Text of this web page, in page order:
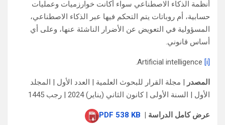
أنظمة الذكاء الاصطناعي سواء أكانت خوارزميات وعمليات
حسابية، أم روباتات يتم التحكم فيها عبر الذكاء الاصطناعي،
المسؤولية في التعويض عن الأضرار الناشئة عنها، وعلى أي
أساس قانوني.
[i]
المصدر | مجلة القرار للبحوث العلمية | العدد الأول | المجلد
الأول | السنة الأولى | كانون الثاني (يناير) 2024 | رجب 1445
عرض كامل الدراسة | PDF 538 KB